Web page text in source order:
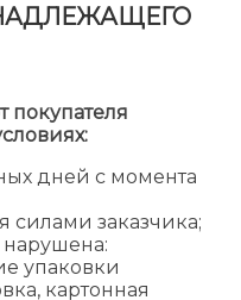
покупателя
дней с момента
силами заказчика;
нарушена:
упаковки
картонная